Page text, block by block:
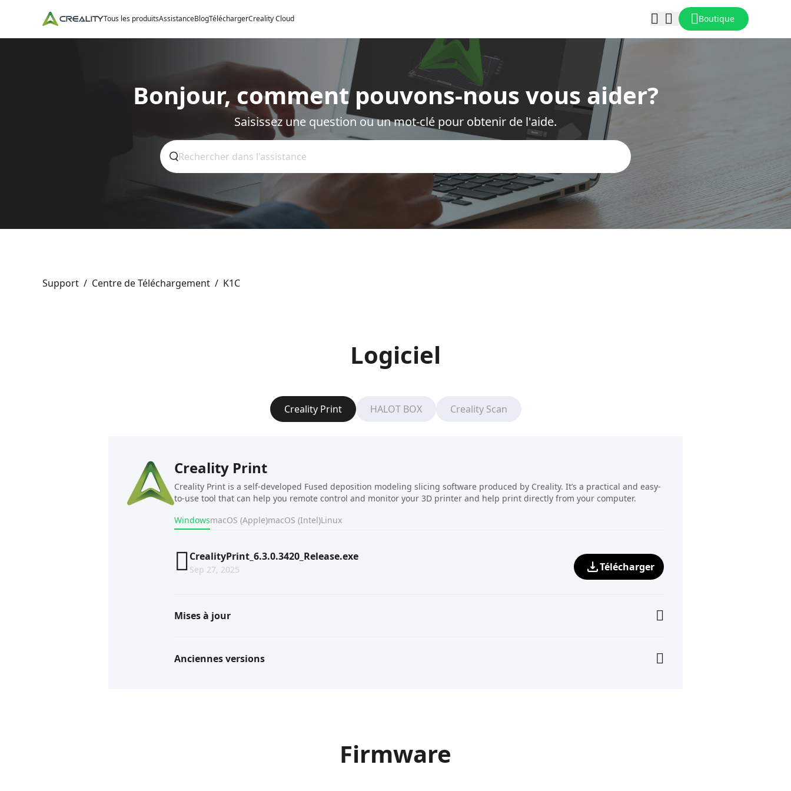
Tous les produitsAssistanceBlogTéléchargerCreality Cloud Boutique
Bonjour, comment pouvons-nous vous aider?
Saisissez une question ou un mot-clé pour obtenir de l'aide.
Support / Centre de Téléchargement / K1C
Logiciel
Creality Print HALOT BOX Creality Scan
Creality Print
Creality Print is a self-developed Fused deposition modeling slicing software produced by Creality. It’s a practical and easy-
to-use tool that can help you remote control and monitor your 3D printer and help print directly from your computer.
WindowsmacOS (Apple)macOS (Intel)Linux
CrealityPrint_6.3.0.3420_Release.exe
Sep 27, 2025 Télécharger
Mises à jour
Anciennes versions
Firmware